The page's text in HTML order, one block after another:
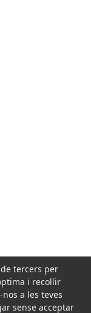
tercers per
i recollir
a les teves
sense acceptar